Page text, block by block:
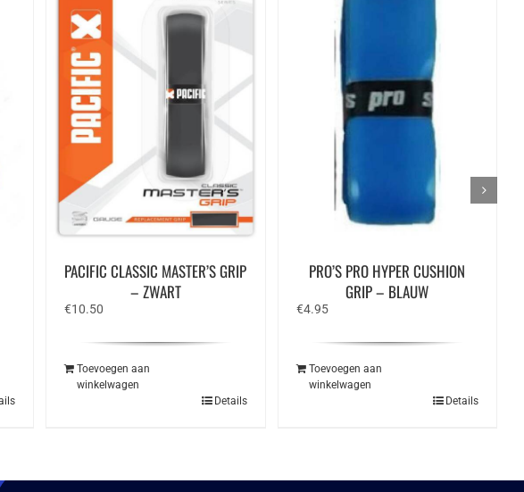
PACIFIC CLASSIC MASTER’S GRIP
– ZWART
€10.50
Toevoegen aan
winkelwagen
Details
PRO’S PRO HYPER CUSHION
GRIP – BLAUW
€4.95
Toevoegen aan
winkelwagen
Details